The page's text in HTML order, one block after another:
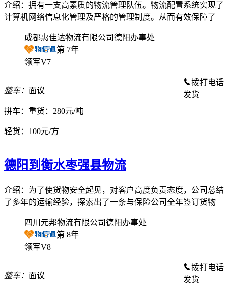
介绍：拥有一支高素质的物流管理队伍。物流配置系统实现了
计算机网络信息化管理及严格的管理制度。从而有效保障了
成都惠佳达物流有限公司德阳办事处
第 7年
领军V7
整车： 面议
拼车： 重货：280元/吨
轻货： 100元/方
拨打电话
发货
德阳到衡水枣强县物流
介绍：为了使货物安全起见，对客户高度负责态度，公司总结
了多年的运输经验，探索出了一条与保险公司全年签订货物
四川元邦物流有限公司德阳办事处
第 8年
领军V8
整车： 面议
拨打电话
发货